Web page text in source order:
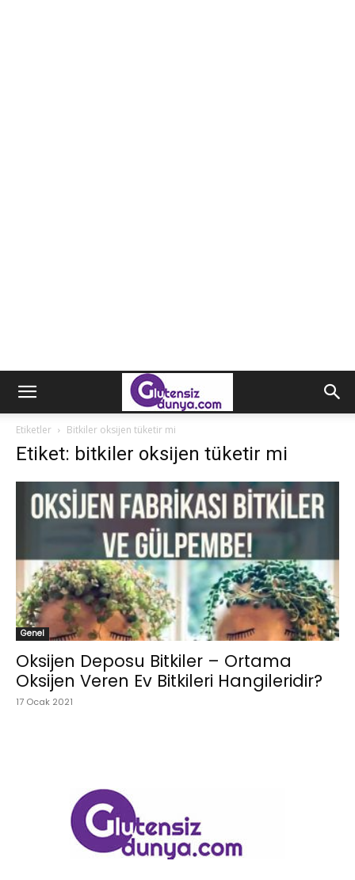
Etiketler Bitkiler oksijen tüketir mi
Etiket: bitkiler oksijen tüketir mi
Genel
Oksijen Deposu Bitkiler – Ortama
Oksijen Veren Ev Bitkileri Hangileridir?
17 Ocak 2021